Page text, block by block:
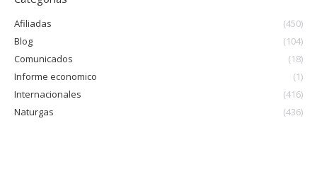
Afiliadas
(450)
Blog
(104)
Comunicados
(18)
Informe economico
(1)
Internacionales
(416)
Naturgas
(436)